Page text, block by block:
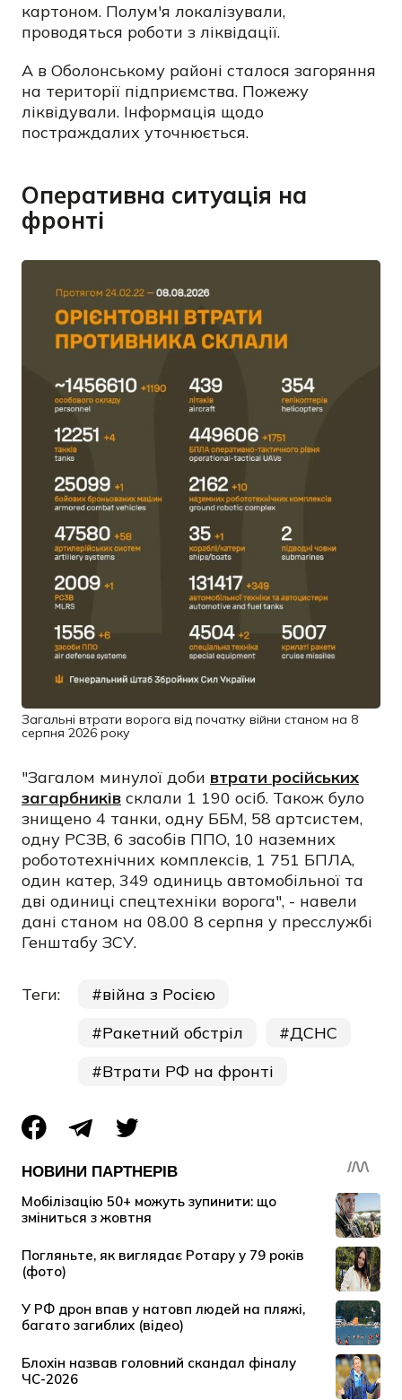
картоном. Полум'я локалізували,
проводяться роботи з ліквідації.
А в Оболонському районі сталося загоряння
на території підприємства. Пожежу
ліквідували. Інформація щодо
постраждалих уточнюється.
Оперативна ситуація на
фронті
Загальні втрати ворога від початку війни станом на 8
серпня 2026 року
"Загалом минулої доби втрати російських
загарбників склали 1 190 осіб. Також було
знищено 4 танки, одну ББМ, 58 артсистем,
одну РСЗВ, 6 засобів ППО, 10 наземних
робототехнічних комплексів, 1 751 БПЛА,
один катер, 349 одиниць автомобільної та
дві одиниці спецтехніки ворога", - навели
дані станом на 08.00 8 серпня у пресслужбі
Генштабу ЗСУ.
Теги:
війна з Росією
Ракетний обстріл
ДСНС
Втрати РФ на фронті